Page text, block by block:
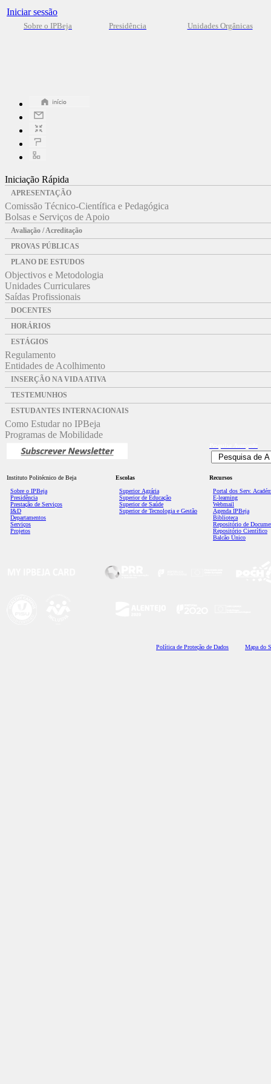
Iniciar sessão
Sobre o IPBeja Presidência Unidades Orgânicas
Iniciação Rápida
APRESENTAÇÃO
Comissão Técnico-Científica e Pedagógica
Bolsas e Serviços de Apoio
Avaliação / Acreditação
PROVAS PÚBLICAS
PLANO DE ESTUDOS
Objectivos e Metodologia
Unidades Curriculares
Saídas Profissionais
DOCENTES
HORÁRIOS
ESTÁGIOS
Regulamento
Entidades de Acolhimento
INSERÇÃO NA VIDA ATIVA
TESTEMUNHOS
ESTUDANTES INTERNACIONAIS
Como Estudar no IPBeja
Programas de Mobilidade
Instituto Politécnico de Beja
Sobre o IPBeja
Presidência
Prestação de Serviços
I&D
Departamentos
Serviços
Projetos
Escolas
Superior Agrária
Superior de Educação
Superior de Saúde
Superior de Tecnologia e Gestão
Recursos
Portal dos Serv.
E-learning
Webmail
Agenda IPBeja
Biblioteca
Repositório de
Repositório Científico
Balcão Único
Política de Proteção de Dados Mapa do